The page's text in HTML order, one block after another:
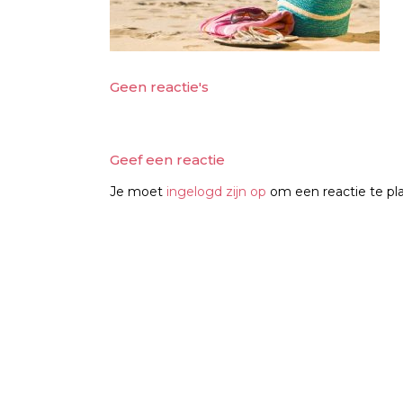
Geen reactie's
Geef een reactie
Je moet ingelogd zijn op om een reactie te